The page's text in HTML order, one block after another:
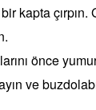
kapta
önce
ve